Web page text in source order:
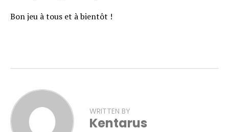
Bon jeu à tous et à bientôt !
WRITTEN BY
Kentarus